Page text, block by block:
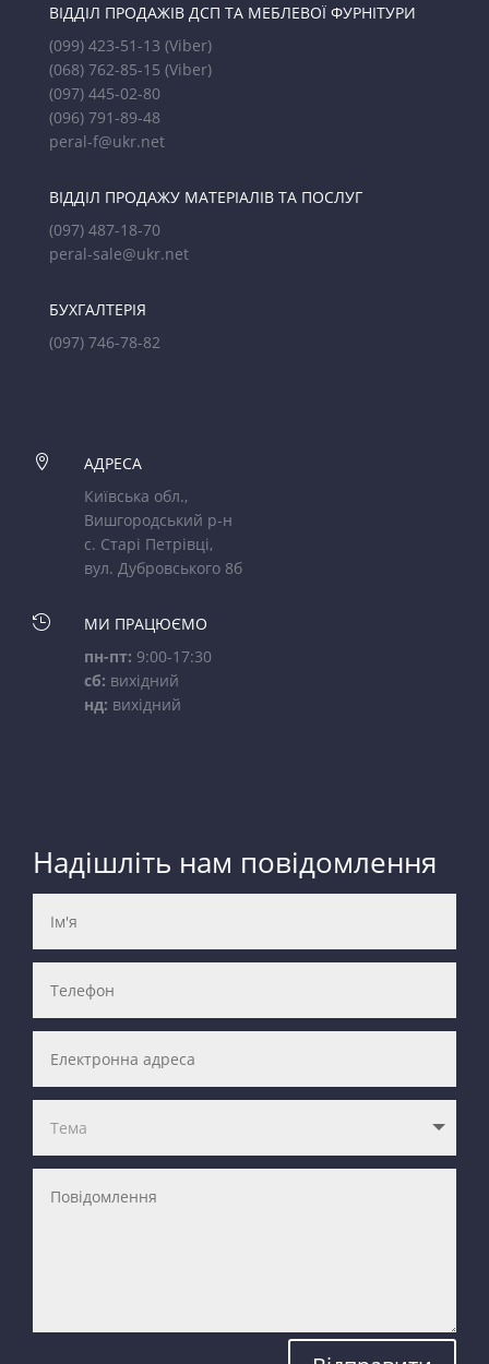
ВІДДІЛ ПРОДАЖІВ ДСП ТА МЕБЛЕВОЇ ФУРНІТУРИ
(099) 423-51-13 (Viber)
(068) 762-85-15 (Viber)
(097) 445-02-80
(096) 791-89-48
peral-f@ukr.net
ВІДДІЛ ПРОДАЖУ МАТЕРІАЛІВ ТА ПОСЛУГ
(097) 487-18-70
peral-sale@ukr.net
БУХГАЛТЕРІЯ
(097) 746-78-82

АДРЕСА
Київська обл.,
Вишгородський р-н
с. Старі Петрівці,
вул. Дубровського 8б

МИ ПРАЦЮЄМО
пн-пт: 9:00-17:30
сб: вихідний
нд: вихідний
Надішліть нам повідомлення